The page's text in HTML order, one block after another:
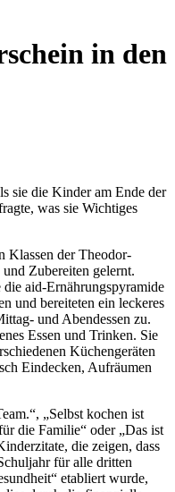
in den
sie die Kinder am Ende der
was sie Wichtiges
Klassen der Theodor-
Zubereiten gelernt.
aid-Ernährungspyramide
und bereiteten ein leckeres
und Abendessen zu.
Essen und Trinken. Sie
Küchengeräten
Eindecken, Aufräumen
„Selbst kochen ist
die Familie“ oder „Das ist
die zeigen, dass
für alle dritten
etabliert wurde,